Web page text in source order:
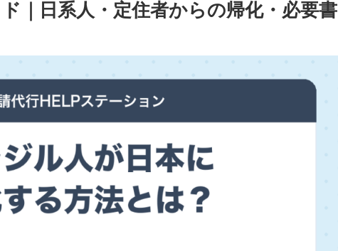
｜日系人・定住者からの帰化・必要書